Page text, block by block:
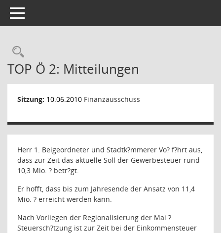
Toggle navigation
Rechercheauswahl
TOP Ö 2: Mitteilungen
Sitzung: 10.06.2010 Finanzausschuss
Herr 1. Beigeordneter und Stadtk?mmerer Vo? f?hrt aus,
dass zur Zeit das aktuelle Soll der Gewerbesteuer rund
10,3 Mio. ? betr?gt.
Er hofft, dass bis zum Jahresende der Ansatz von 11,4
Mio. ? erreicht werden kann.
Nach Vorliegen der Regionalisierung der Mai ?
Steuersch?tzung ist zur Zeit bei der Einkommensteuer